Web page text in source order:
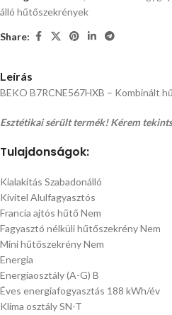
álló hűtőszekrények
Share:
Leírás
BEKO B7RCNE567HXB – Kombinált
Esztétikai sérült termék! Kérem
Tulajdonságok:
Kialakítás Szabadonálló
Kivitel Alulfagyasztós
Francia ajtós hűtő Nem
Fagyasztó nélküli hűtőszekrény Nem
Mini hűtőszekrény Nem
Energia
Energiaosztály (A-G) B
Éves energiafogyasztás 188 kWh/év
Klíma osztály SN-T